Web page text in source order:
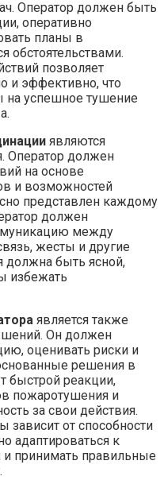
Оператор должен быть
оперативно
планы в
обстоятельствами.
позволяет
и эффективно, что
успешное тушение
являются
Оператор должен
на основе
и возможностей
представлен каждому
должен
между
жесты и другие
должна быть ясной,
избежать
является также
Он должен
оценивать риски и
решения в
быстрой реакции,
пожаротушения и
за свои действия.
зависит от способности
адаптироваться к
принимать правильные